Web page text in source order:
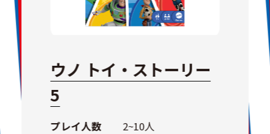
ウノ トイ・ストーリー
5
プレイ人数
2~10人